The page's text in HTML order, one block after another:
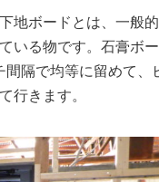
地ボードとは、一般
いる物です。石膏ボ
間隔で均等に留めて、
行きます。